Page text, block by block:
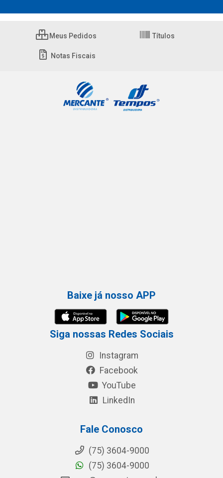
Meus Pedidos Títulos
Notas Fiscais
Baixe já nosso APP
Siga nossas Redes Sociais
Instagram
Facebook
YouTube
LinkedIn
Fale Conosco
(75) 3604-9000
(75) 3604-9000